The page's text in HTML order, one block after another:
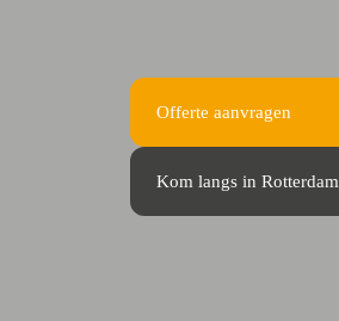
Offerte aanvragen
Kom langs in Rotterdam